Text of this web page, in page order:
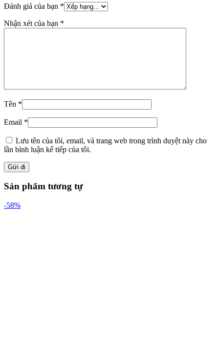
Đánh giá của bạn *
Nhận xét của bạn *
Tên *
Email *
Lưu tên của tôi, email, và trang web trong trình duyệt này cho
lần bình luận kế tiếp của tôi.
Sản phẩm tương tự
-58%